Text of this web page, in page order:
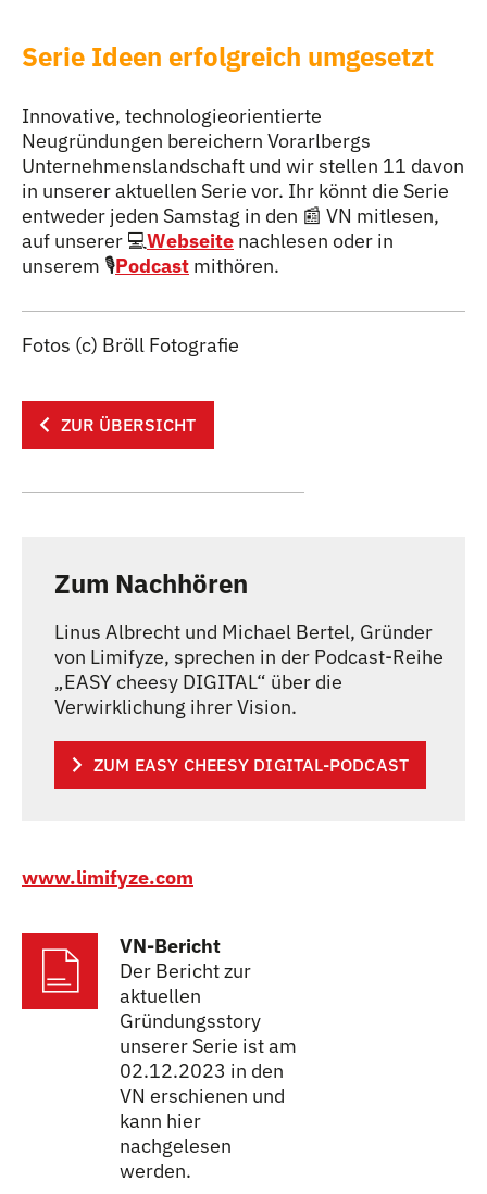
Serie Ideen erfolgreich umgesetzt
Innovative, technologieorientierte
Neugründungen bereichern Vorarlbergs
Unternehmenslandschaft und wir stellen 11 davon
in unserer aktuellen Serie vor. Ihr könnt die Serie
entweder jeden Samstag in den 📰 VN mitlesen,
auf unserer 💻Webseite nachlesen oder in
unserem 🎙️Podcast mithören.
Fotos (c) Bröll Fotografie
ZUR ÜBERSICHT
Zum Nachhören
Linus Albrecht und Michael Bertel, Gründer
von Limifyze, sprechen in der Podcast-Reihe
„EASY cheesy DIGITAL“ über die
Verwirklichung ihrer Vision.
ZUM EASY CHEESY DIGITAL-PODCAST
www.limifyze.com
VN-Bericht
Der Bericht zur
aktuellen
Gründungsstory
unserer Serie ist am
02.12.2023 in den
VN erschienen und
kann hier
nachgelesen
werden.